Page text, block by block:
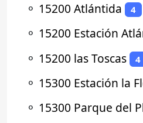
⚬ 15200 Atlántida 4
⚬ 15200 Estación
⚬ 15200 las Toscas 4
⚬ 15300 Estación la
⚬ 15300 Parque del